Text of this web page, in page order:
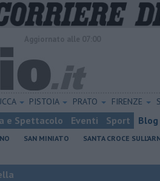
PISTOIA PRATO FIRENZE
e Spettacolo Eventi Sport Blog
SAN MINIATO SANTA CROCE